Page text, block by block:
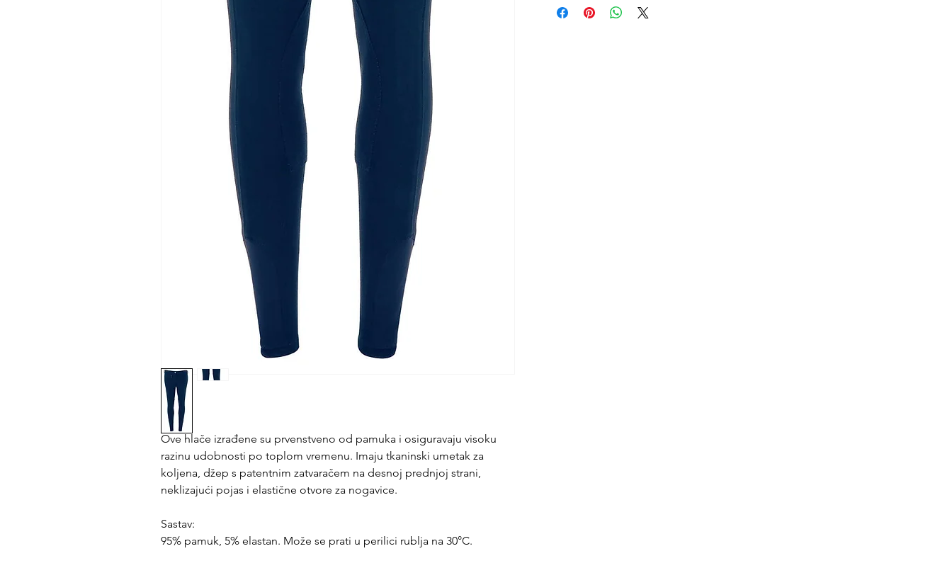
Ove hlače izrađene su prvenstveno od pamuka i osiguravaju visoku
razinu udobnosti po toplom vremenu. Imaju tkaninski umetak za
koljena, džep s patentnim zatvaračem na desnoj prednjoj strani,
neklizajući pojas i elastične otvore za nogavice.
Sastav:
95% pamuk, 5% elastan. Može se prati u perilici rublja na 30°C.